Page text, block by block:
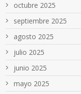
octubre 2025
septiembre 2025
agosto 2025
julio 2025
junio 2025
mayo 2025